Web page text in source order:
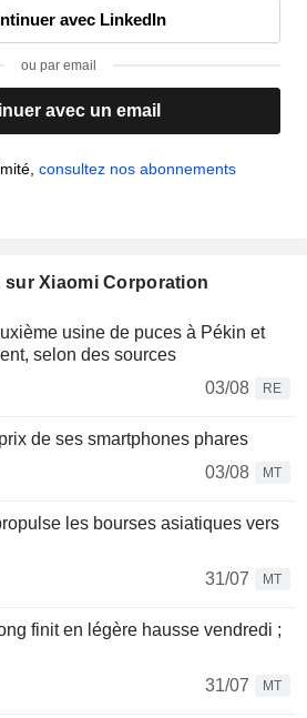
avec LinkedIn
ou par email
avec un email
consultez nos abonnements
sur Xiaomi Corporation
usine de puces à Pékin et
selon des sources
03/08
RE
de ses smartphones phares
03/08
MT
les bourses asiatiques vers
31/07
MT
finit en légère hausse vendredi ;
31/07
MT